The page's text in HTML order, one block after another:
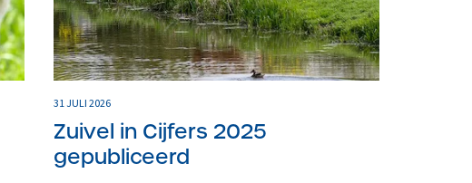
31 JULI 2026
Zuivel in Cijfers 2025
gepubliceerd